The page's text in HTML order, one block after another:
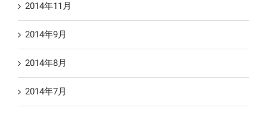
2014年11月
2014年9月
2014年8月
2014年7月